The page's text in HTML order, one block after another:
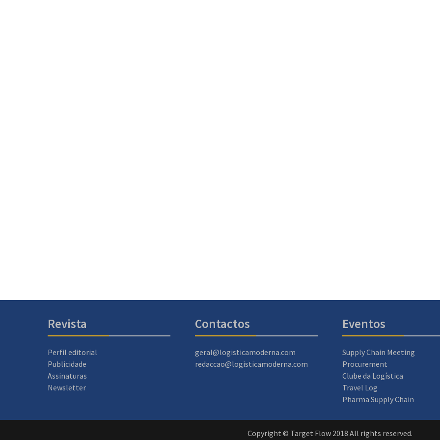
Revista
Perfil editorial
Publicidade
Assinaturas
Newsletter
Contactos
geral@logisticamoderna.com
redaccao@logisticamoderna.com
Eventos
Supply Chain Meeting
Procurement
Clube da Logística
Travel Log
Pharma Supply Chain
Copyright © Target Flow 2018 All rights reserved.